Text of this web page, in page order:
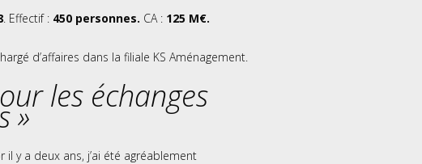
. Effectif : 450 personnes. CA : 125 M€.
d’affaires dans la filiale KS Aménagement.
les échanges
»
il y a deux ans, j’ai été agréablement